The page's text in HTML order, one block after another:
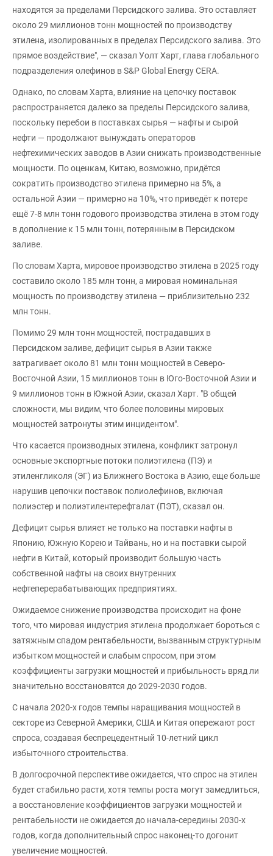
находятся за пределами Персидского залива. Это оставляет
около 29 миллионов тонн мощностей по производству
этилена, изолированных в пределах Персидского залива. Это
прямое воздействие", — сказал Уолт Харт, глава глобального
подразделения олефинов в S&P Global Energy CERA.
Однако, по словам Харта, влияние на цепочку поставок
распространяется далеко за пределы Персидского залива,
поскольку перебои в поставках сырья — нафты и сырой
нефти — продолжают вынуждать операторов
нефтехимических заводов в Азии снижать производственные
мощности. По оценкам, Китаю, возможно, придётся
сократить производство этилена примерно на 5%, а
остальной Азии — примерно на 10%, что приведёт к потере
ещё 7-8 млн тонн годового производства этилена в этом году
в дополнение к 15 млн тонн, потерянным в Персидском
заливе.
По словам Харта, мировое производство этилена в 2025 году
составило около 185 млн тонн, а мировая номинальная
мощность по производству этилена — приблизительно 232
млн тонн.
Помимо 29 млн тонн мощностей, пострадавших в
Персидском заливе, дефицит сырья в Азии также
затрагивает около 81 млн тонн мощностей в Северо-
Восточной Азии, 15 миллионов тонн в Юго-Восточной Азии и
9 миллионов тонн в Южной Азии, сказал Харт. "В общей
сложности, мы видим, что более половины мировых
мощностей затронуты этим инцидентом".
Что касается производных этилена, конфликт затронул
основные экспортные потоки полиэтилена (ПЭ) и
этиленгликоля (ЭГ) из Ближнего Востока в Азию, еще больше
нарушив цепочки поставок полиолефинов, включая
полиэстер и полиэтилентерефталат (ПЭТ), сказал он.
Дефицит сырья влияет не только на поставки нафты в
Японию, Южную Корею и Тайвань, но и на поставки сырой
нефти в Китай, который производит большую часть
собственной нафты на своих внутренних
нефтеперерабатывающих предприятиях.
Ожидаемое снижение производства происходит на фоне
того, что мировая индустрия этилена продолжает бороться с
затяжным спадом рентабельности, вызванным структурным
избытком мощностей и слабым спросом, при этом
коэффициенты загрузки мощностей и прибыльность вряд ли
значительно восстановятся до 2029-2030 годов.
С начала 2020-х годов темпы наращивания мощностей в
секторе из Северной Америки, США и Китая опережают рост
спроса, создавая беспрецедентный 10-летний цикл
избыточного строительства.
В долгосрочной перспективе ожидается, что спрос на этилен
будет стабильно расти, хотя темпы роста могут замедлиться,
а восстановление коэффициентов загрузки мощностей и
рентабельности не ожидается до начала-середины 2030-х
годов, когда дополнительный спрос наконец-то догонит
увеличение мощностей.